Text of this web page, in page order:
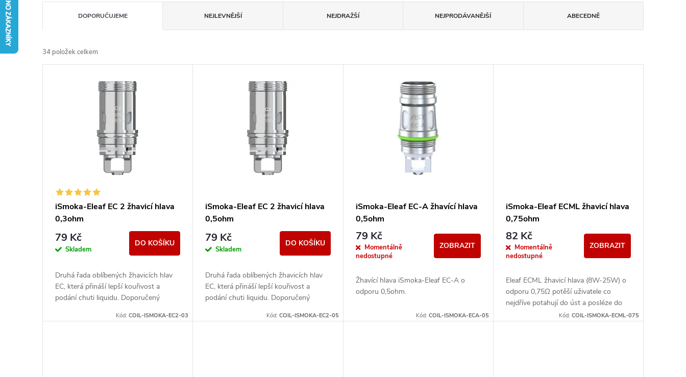
a
z
t
DOPORUČUJEME NEJLEVNĚJŠÍ NEJDRAŽŠÍ NEJPRODÁVANĚJŠÍ ABECEDNĚ
34 položek celkem
iSmoka-Eleaf EC 2 žhavicí hlava
0,3ohm
79 Kč
Skladem
DO KOŠÍKU
Druhá řada oblíbených žhavicích hlav
EC, která přináší lepší kouřivost a
podání chuti liquidu. Doporučený
kompatibilní s řadou...
Kód:COIL-ISMOKA-EC2-03
iSmoka-Eleaf EC 2 žhavicí hlava
0,5ohm
79 Kč
Skladem
DO KOŠÍKU
Druhá řada oblíbených žhavicích hlav
EC, která přináší lepší kouřivost a
podání chuti liquidu. Doporučený
kompatibilní s řadou...
Kód: COIL-ISMOKA-EC2-05
iSmoka-Eleaf EC-A žhavící hlava
0,5ohm
79 Kč
Momentálně
nedostupné
ZOBRAZIT
Žhavící hlava iSmoka-Eleaf EC-A o
odporu 0,5ohm.
Kód: COIL-ISMOKA-ECA-05
iSmoka-Eleaf ECML žhavicí hlava
0,75ohm
82 Kč
Momentálně
nedostupné
ZOBRAZIT
Eleaf ECML žhavicí hlava (8W-25W) o
odporu 0,75Ω potěší uživatele co
nejdříve potahují do úst a posléze do
plic. Kompatibilní s řadou EC. Je plně...
Kód: COIL-ISMOKA-ECML-075